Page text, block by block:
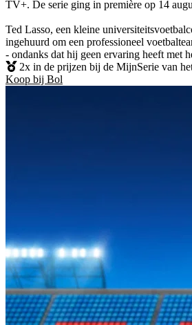
TV+. De serie ging in première op 14
Ted Lasso, een kleine
ingehuurd om een ​​professioneel
- ondanks dat hij geen ervaring heeft met
2x in de prijzen bij de MijnSerie van
Koop bij Bol